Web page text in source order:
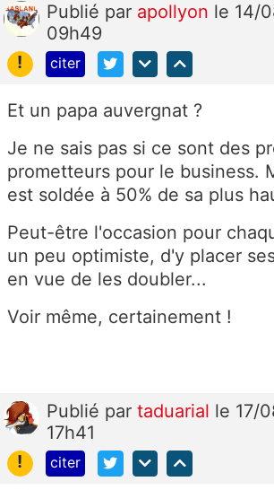
Publié par apollyon le 14/
09h49
!
citer
Et un papa auvergnat ?
Je ne sais pas si ce sont des
prometteurs pour le business.
est soldée à 50% de sa plus
Peut-être l'occasion pour
un peu optimiste, d'y placer
en vue de les doubler...
Voir même, certainement !
Publié par taduarial le 17/
17h41
!
citer